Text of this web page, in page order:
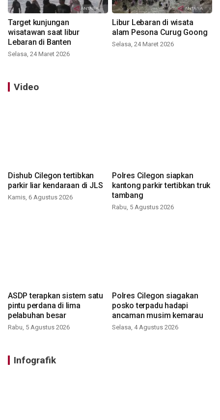
Target kunjungan
wisatawan saat libur
Lebaran di Banten
Selasa, 24 Maret 2026
Libur Lebaran di wisata
alam Pesona Curug Goong
Selasa, 24 Maret 2026
Video
Dishub Cilegon tertibkan
parkir liar kendaraan di JLS
Kamis, 6 Agustus 2026
Polres Cilegon siapkan
kantong parkir tertibkan truk
tambang
Rabu, 5 Agustus 2026
ASDP terapkan sistem satu
pintu perdana di lima
pelabuhan besar
Rabu, 5 Agustus 2026
Polres Cilegon siagakan
posko terpadu hadapi
ancaman musim kemarau
Selasa, 4 Agustus 2026
Infografik